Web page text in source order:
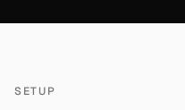
SETUP